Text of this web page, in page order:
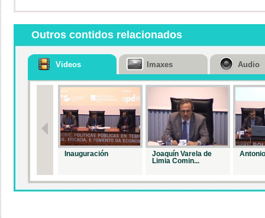
Outros contidos relacionados
Videos
Inauguración
Joaquín Varela de
Limia Comin...
Imaxes Audio